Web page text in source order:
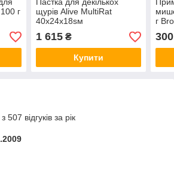
г
Пастка для декількох
щурів Alive MultiRat
40x24x18sм
1 615₴
Купити
г
300
відгуків за рік